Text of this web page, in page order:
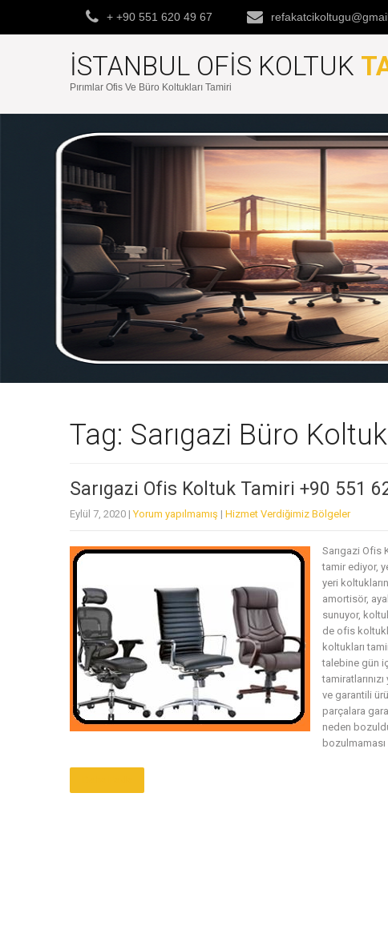
+ +90 551 620 49 67
İSTANBUL OFIS KOLTUK
Pırımlar Ofis Ve Büro Koltukları Tamiri
Tag: Sarıgazi Büro
Sarıgazi Ofis Koltuk Tamiri +90 551
Eylül 7, 2020 |Yorum yapılmamış | Hizmet Verdiğimiz Bölgeler
Sarıgazi Ofis
tamir ediyor,
yeri
amortisör,
sunuyor,
de ofis
koltukları
talebine gün
ve garantili
parçalara
neden